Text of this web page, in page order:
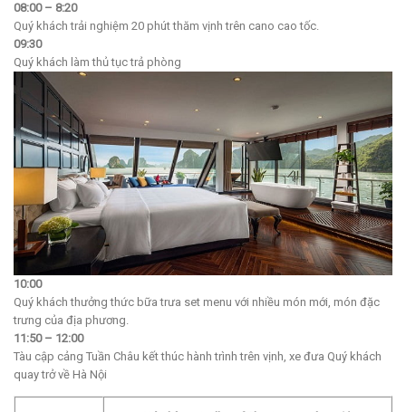
08:00 – 8:20
Quý khách trải nghiệm 20 phút thăm vịnh trên cano cao tốc.
09:30
Quý khách làm thủ tục trả phòng
10:00
Quý khách thưởng thức bữa trưa set menu với nhiều món mới, món đặc
trưng của địa phương.
11:50 – 12:00
Tàu cập cảng Tuần Châu kết thúc hành trình trên vịnh, xe đưa Quý khách
quay trở về Hà Nội